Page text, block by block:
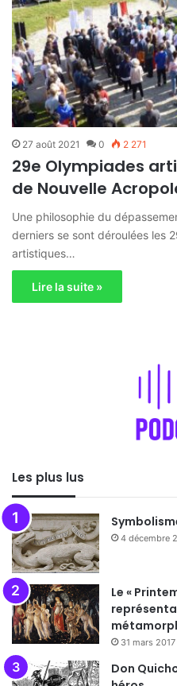
27 août 2021 0 2 271
29e Olympiades
de Nouvelle
Une philosophie du
derniers se sont déroulées les
artistiques…
Lire la suite »
Les plus lus
4 décembre
Le «
31 mars 2017
Don